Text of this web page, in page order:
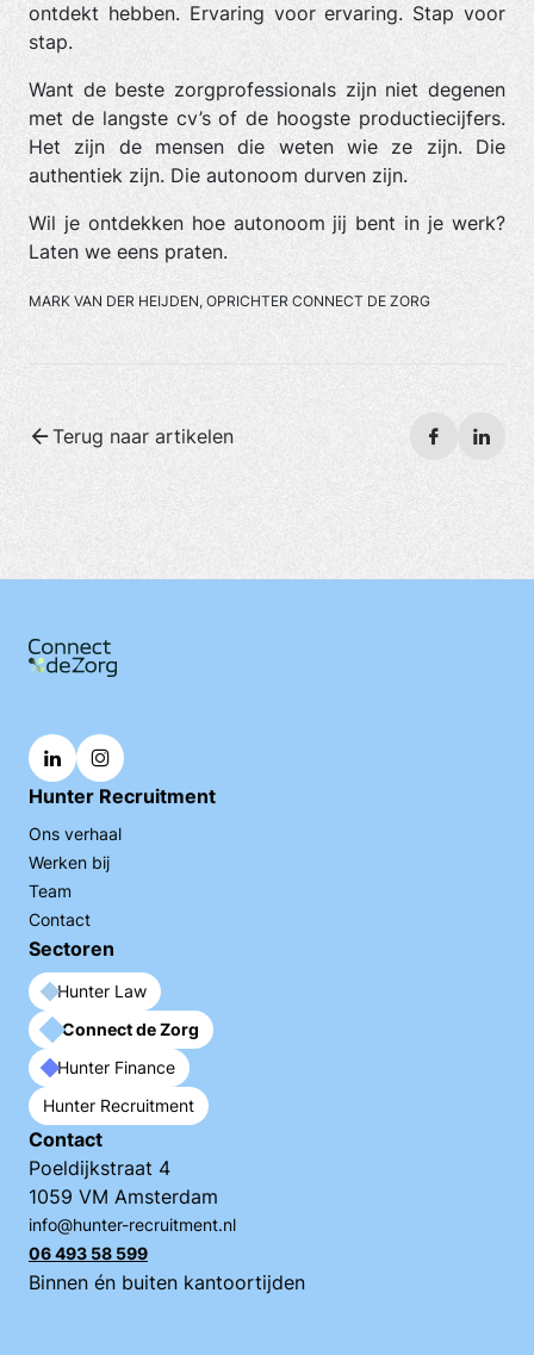
ontdekt hebben. Ervaring voor ervaring. Stap voor
stap.
Want de beste zorgprofessionals zijn niet degenen
met de langste cv’s of de hoogste productiecijfers.
Het zijn de mensen die weten wie ze zijn. Die
authentiek zijn. Die autonoom durven zijn.
Wil je ontdekken hoe autonoom jij bent in je werk?
Laten we eens praten.
MARK VAN DER HEIJDEN, OPRICHTER CONNECT DE ZORG
Terug naar artikelen
Hunter Recruitment
Ons verhaal
Werken bij
Team
Contact
Sectoren
Hunter Law
Connect de Zorg
Hunter Finance
Hunter Recruitment
Contact
Poeldijkstraat 4
1059 VM Amsterdam
info@hunter-recruitment.nl
06 493 58 599
Binnen én buiten kantoortijden